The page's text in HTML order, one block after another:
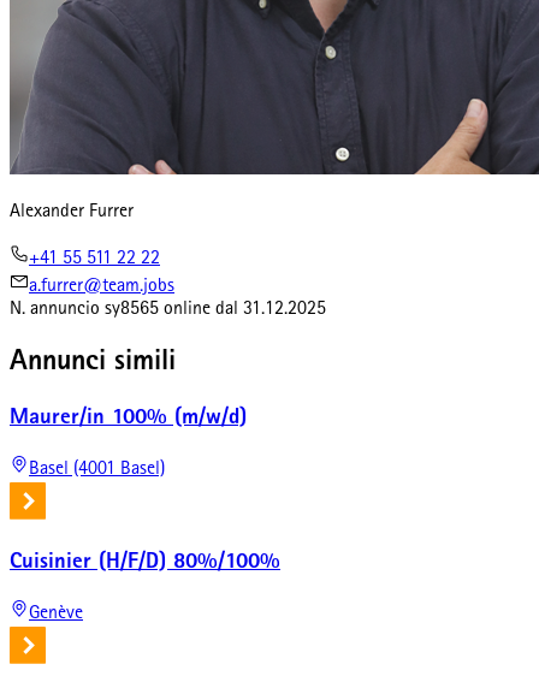
Alexander Furrer
+41 55 511 22 22
a.furrer@team.jobs
N. annuncio sy8565 online dal 31.12.2025
Annunci simili
Maurer/in 100% (m/w/d)
Basel (4001 Basel)
Cuisinier (H/F/D) 80%/100%
Genève